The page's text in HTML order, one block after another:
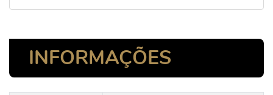
INFORMAÇÕES